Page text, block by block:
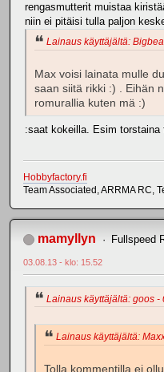
rengasmutterit muistaa
niin ei pitäisi tulla paljon
Lainaus käyttäjältä:
Max voisi lainata mulle
saan siitä rikki :) . Eihän
romurallia kuten mä :)
:saat kokeilla. Esim
Hobbyfactory.fi
Team Associated, ARRMA RC,
mamyllyn Fullspeed
03.08.13 - klo: 15.52
Lainaus käyttäjältä: goos -
Lainaus käyttäjältä:
Tolla kommentilla ei